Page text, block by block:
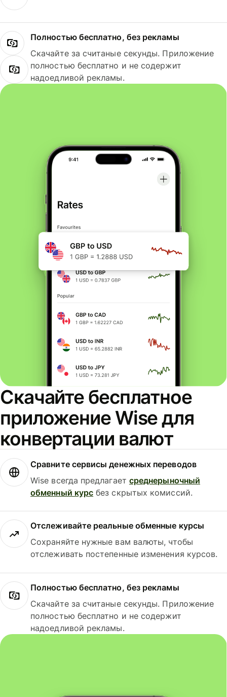
Полностью бесплатно, без рекламы
Скачайте за считаные секунды. Приложение
полностью бесплатно и не содержит
надоедливой рекламы.
Скачайте бесплатное
приложение Wise для
конвертации валют
Сравните сервисы денежных переводов
Wise всегда предлагает среднерыночный
обменный курс без скрытых комиссий.
Отслеживайте реальные обменные курсы
Сохраняйте нужные вам валюты, чтобы
отслеживать постепенные изменения курсов.
Полностью бесплатно, без рекламы
Скачайте за считаные секунды. Приложение
полностью бесплатно и не содержит
надоедливой рекламы.